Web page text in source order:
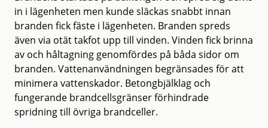
in i lägenheten men kunde släckas snabbt innan
branden fick fäste i lägenheten. Branden spreds
även via otät takfot upp till vinden. Vinden fick brinna
av och håltagning genomfördes på båda sidor om
branden. Vattenanvändningen begränsades för att
minimera vattenskador. Betongbjälklag och
fungerande brandcellsgränser förhindrade
spridning till övriga brandceller.